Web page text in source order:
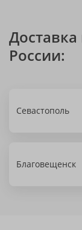
России:
Севастополь
Благовещенск